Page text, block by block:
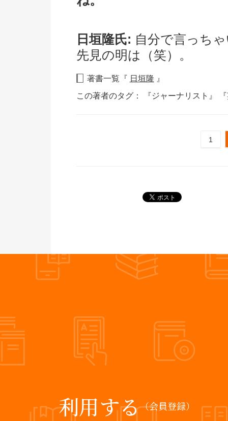
日垣隆氏: 自分で言っち
先見の明は（笑）。
著書一覧『 日垣隆 』
この著者のタグ：
『ジャーナリスト』
1
利用する（会員登録）